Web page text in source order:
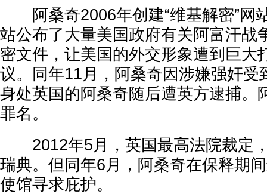
阿桑奇2006年创建“维基解密”网
站公布了大量美国政府有关阿富汗战
密文件，让美国的外交形象遭到巨大
议。同年11月，阿桑奇因涉嫌强奸受
身处英国的阿桑奇随后遭英方逮捕。
罪名。
2012年5月，英国最高法院裁定
瑞典。但同年6月，阿桑奇在保释期
使馆寻求庇护。